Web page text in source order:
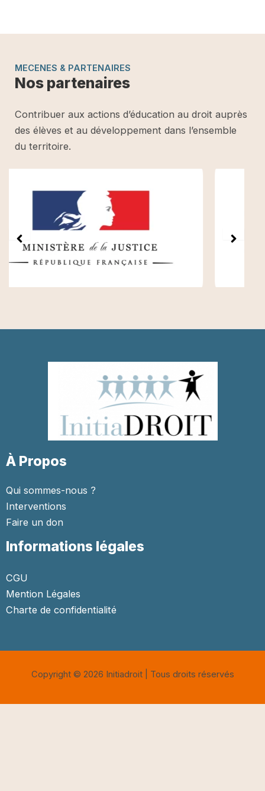
MECENES & PARTENAIRES
Nos partenaires
Contribuer aux actions d’éducation au droit auprès
des élèves et au développement dans l’ensemble
du territoire.
À Propos
Qui sommes-nous ?
Interventions
Faire un don
Informations légales
CGU
Mention Légales
Charte de confidentialité
Copyright © 2026 Initiadroit | Tous droits réservés